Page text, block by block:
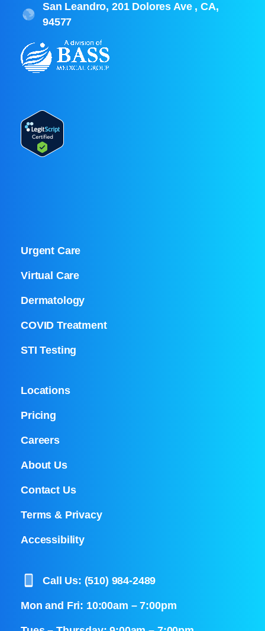
San Leandro, 201 Dolores Ave , CA,
94577
Urgent Care
Virtual Care
Dermatology
COVID Treatment
STI Testing
Locations
Pricing
Careers
About Us
Contact Us
Terms & Privacy
Accessibility
Call Us: (510) 984-2489
Mon and Fri: 10:00am – 7:00pm